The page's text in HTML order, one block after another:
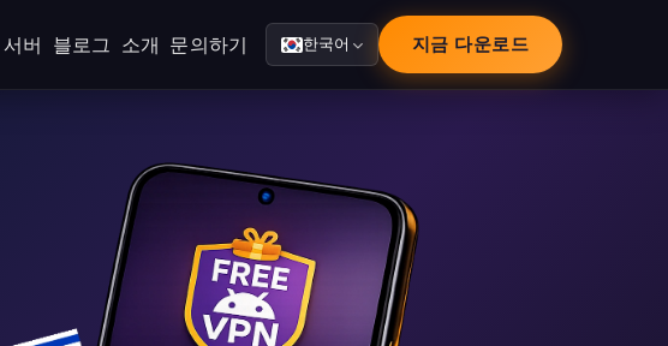
서버 블로그 소개 문의하기 한국어 지금 다운로드